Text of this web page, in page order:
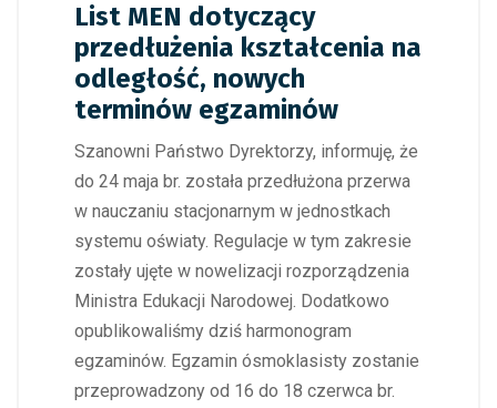
List MEN dotyczący
przedłużenia kształcenia na
odległość, nowych
terminów egzaminów
Szanowni Państwo Dyrektorzy, informuję, że
do 24 maja br. została przedłużona przerwa
w nauczaniu stacjonarnym w jednostkach
systemu oświaty. Regulacje w tym zakresie
zostały ujęte w nowelizacji rozporządzenia
Ministra Edukacji Narodowej. Dodatkowo
opublikowaliśmy dziś harmonogram
egzaminów. Egzamin ósmoklasisty zostanie
przeprowadzony od 16 do 18 czerwca br.